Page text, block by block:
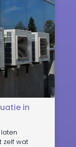
in
zelf wat